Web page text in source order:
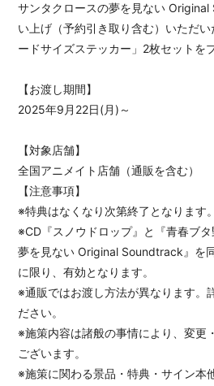
サンタクロースの夢を見ない
い上げ（予約引き取り含む）いただ
ードサイズステッカー」2枚セットを
【お渡し期間】
2025年9月22日(月)～
【対象店舗】
全国アニメイト店舗（通販を含む）
【注意事項】
※特典はなくなり次第終了となります。
※CD『スノウドロップ』と『青春ブ
夢を見ない Original Soundtrack』を
に限り、有効となります。
※通販ではお渡し方法が異なります。
ださい。
※施策内容は諸般の事情により、変更
ございます。
※施策に関わる景品・特典・サイン本